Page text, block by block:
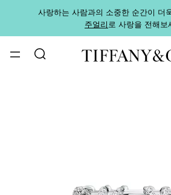
사랑하는 사람과의 소중한 순간이 더
주얼리로 사랑을 전해보